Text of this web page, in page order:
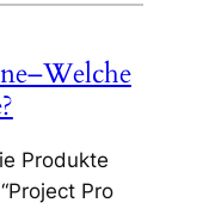
Produkte
Pro